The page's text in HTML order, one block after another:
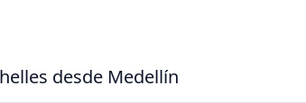
desde Medellín